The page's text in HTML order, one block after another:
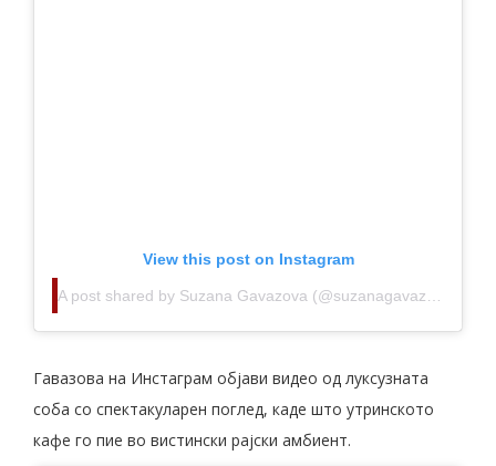
View this post on Instagram
Гавазова на Инстаграм објави видео од луксузната
соба со спектакуларен поглед, каде што утринското
кафе го пие во вистински рајски амбиент.